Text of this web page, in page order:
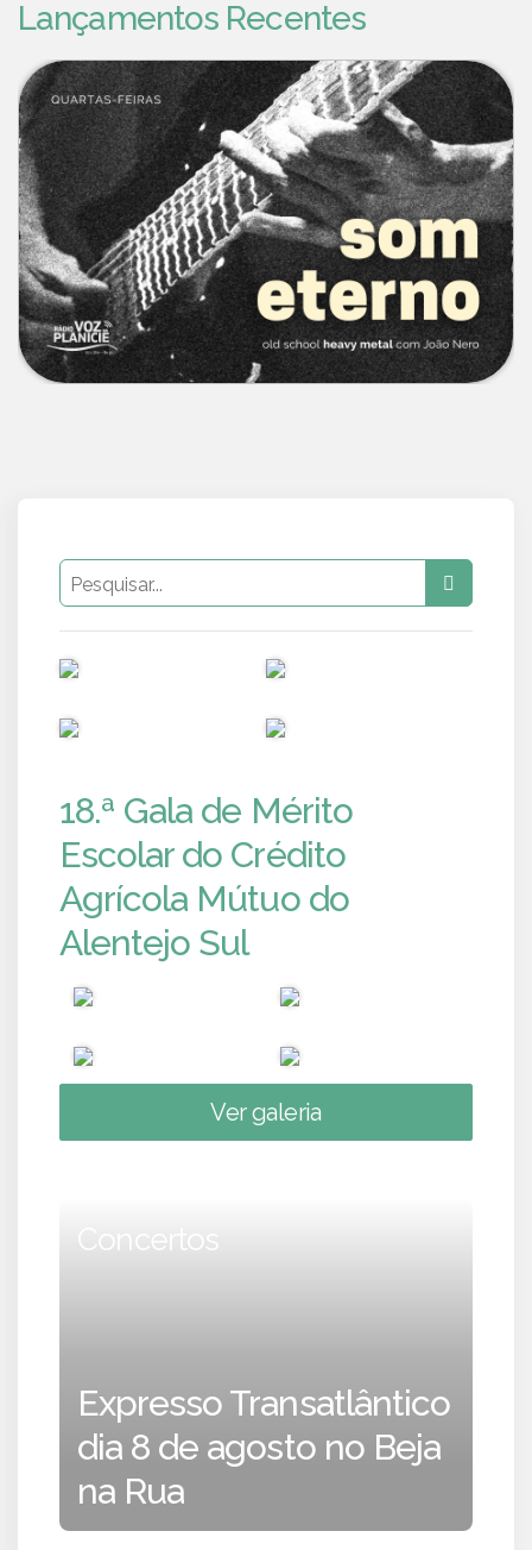
Lançamentos Recentes
18.ª Gala de Mérito
Escolar do Crédito
Agrícola Mútuo do
Alentejo Sul
Ver galeria
Concertos
Expresso Transatlântico
dia 8 de agosto no Beja
na Rua